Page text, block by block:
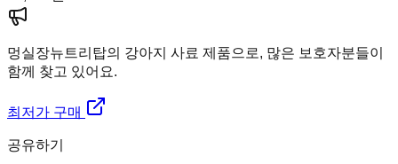
멍실장뉴트리탑의 강아지 사료 제품으로, 많은 보호자분들이
함께 찾고 있어요.
최저가 구매
공유하기